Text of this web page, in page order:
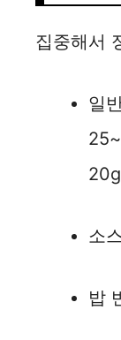
집중해서
일
소
밥